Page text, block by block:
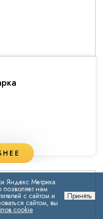
Яндекс Метрика
нам
с сайтом и
сайтом, вы
cookie
Принять